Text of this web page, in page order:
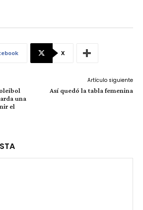
X
una
el
Artículo siguiente
Así quedó la tabla femenina